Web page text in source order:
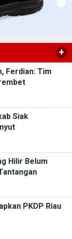
+
Ferdian: Tim
Siak
Hilir Belum
PKDP Riau